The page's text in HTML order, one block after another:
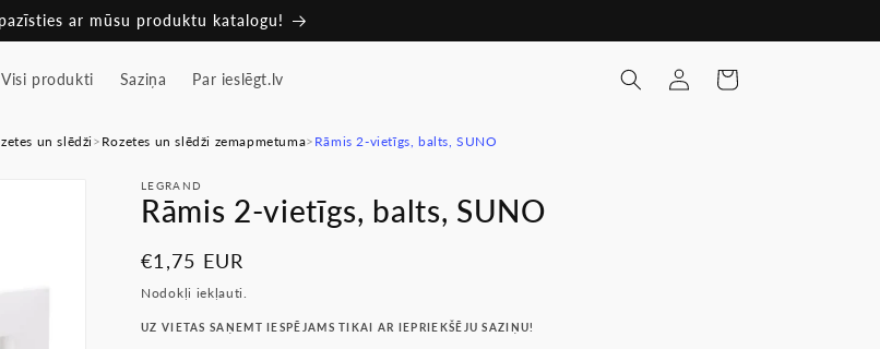
ar mūsu produktu katalogu!
Visi produkti Saziņa Par ieslēgt.lv Pieslēgties Ratiņi
un slēdži > Rozetes un slēdži zemapmetuma> Rāmis 2-vietīgs, balts, SUNO
LEGRAND
Rāmis 2-vietīgs, balts, SUNO
Parastā
cena
€1,75 EUR
Nodokļi iekļauti.
UZ VIETAS SAŅEMT IESPĒJAMS TIKAI AR IEPRIEKŠĒJU SAZIŅU!